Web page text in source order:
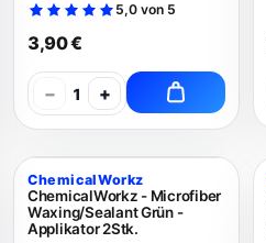
5,0 von 5
3,90 €
− 1 +
ChemicalWorkz
ChemicalWorkz - Microfiber
Waxing/Sealant Grün -
Applikator 2Stk.